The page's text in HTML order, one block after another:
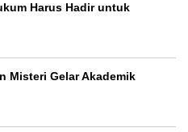
Harus Hadir untuk
Misteri Gelar Akademik